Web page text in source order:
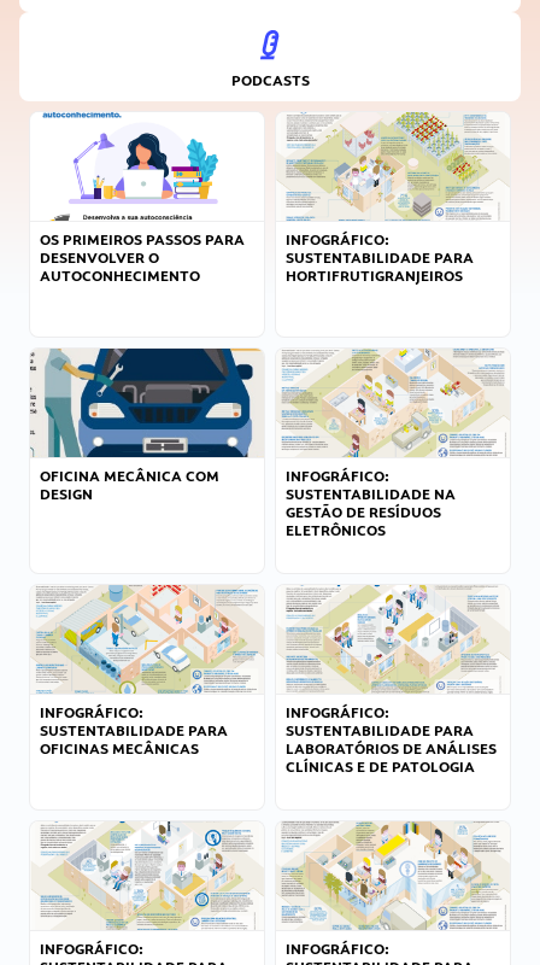
PODCASTS
OS PRIMEIROS PASSOS PARA
DESENVOLVER O
AUTOCONHECIMENTO
INFOGRÁFICO:
SUSTENTABILIDADE PARA
HORTIFRUTIGRANJEIROS
OFICINA MECÂNICA COM
DESIGN
INFOGRÁFICO:
SUSTENTABILIDADE NA
GESTÃO DE RESÍDUOS
ELETRÔNICOS
INFOGRÁFICO:
SUSTENTABILIDADE PARA
OFICINAS MECÂNICAS
INFOGRÁFICO:
SUSTENTABILIDADE PARA
LABORATÓRIOS DE ANÁLISES
CLÍNICAS E DE PATOLOGIA
INFOGRÁFICO:
INFOGRÁFICO: